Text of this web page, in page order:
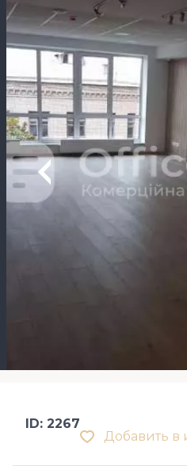
Добавить в
ID: 2267